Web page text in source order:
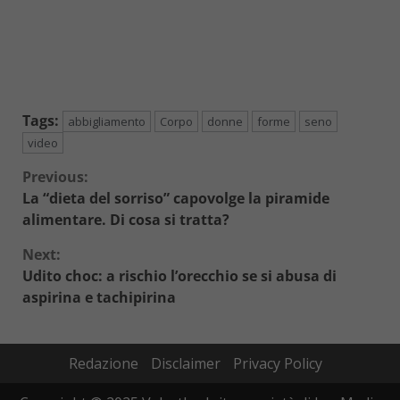
Tags: abbigliamento Corpo donne forme
seno
video
Continue
Reading
Previous:
La “dieta del sorriso” capovolge la piramide
alimentare. Di cosa si tratta?
Next:
Udito choc: a rischio l’orecchio se si abusa di
aspirina e tachipirina
Redazione Disclaimer
Privacy Policy